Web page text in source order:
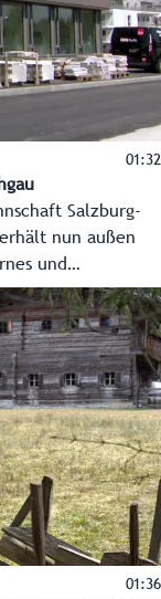
01:32
Salzburg-
nun außen
und
die Bürger,
der Vollbetrieb am
01:36